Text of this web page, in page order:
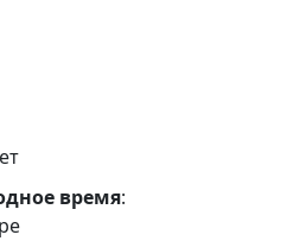
время: